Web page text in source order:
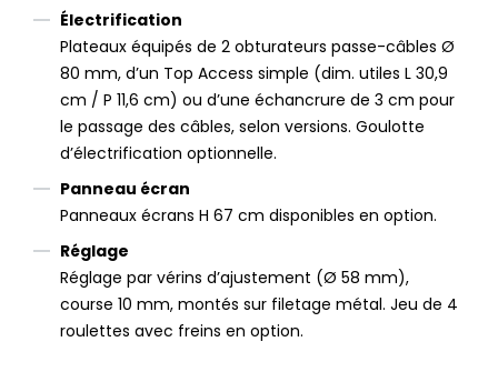
Électrification
Plateaux équipés de 2 obturateurs passe-câbles Ø
80 mm, d’un Top Access simple (dim. utiles L 30,9
cm / P 11,6 cm) ou d’une échancrure de 3 cm pour
le passage des câbles, selon versions. Goulotte
d’électrification optionnelle.
Panneau écran
Panneaux écrans H 67 cm disponibles en option.
Réglage
Réglage par vérins d’ajustement (Ø 58 mm),
course 10 mm, montés sur filetage métal. Jeu de 4
roulettes avec freins en option.